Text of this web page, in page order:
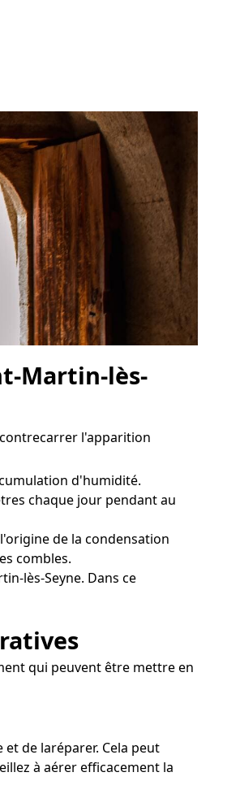
Martin-lès-
l'apparition
d'humidité.
chaque jour pendant au
de la condensation
combles.
lès-Seyne. Dans ce
qui peuvent être mettre en
de laréparer. Cela peut
à aérer efficacement la